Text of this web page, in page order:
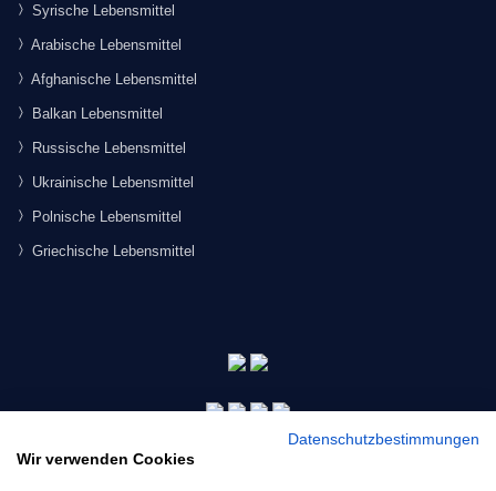
Syrische Lebensmittel
Arabische Lebensmittel
Afghanische Lebensmittel
Balkan Lebensmittel
Russische Lebensmittel
Ukrainische Lebensmittel
Polnische Lebensmittel
Griechische Lebensmittel
Datenschutzbestimmungen
Wir verwenden Cookies